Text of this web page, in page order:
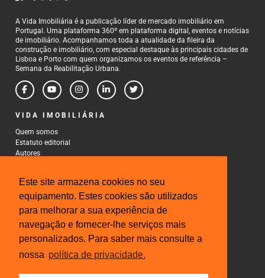
Este site armazena cookies no seu
equipamento. Estes cookies são utilizados
para melhorar a sua experiência de
navegação e fornecer-lhe serviços mais
personalizados. Para saber mais consulte a
nossa política de privacidade.
A Vida Imobiliária é a publicação líder de mercado imobiliário em
Portugal. Uma plataforma 360º em plataforma digital, eventos e notícias
de imobiliário. Acompanhamos toda a atualidade da fileira da
construção e imobiliário, com especial destaque às principais cidades de
Lisboa e Porto com quem organizamos os eventos de referência –
Semana da Reabilitação Urbana.
VIDA IMOBILIÁRIA
Quem somos
Estatuto editorial
Autores
CONTACTOS
Rua Gonçalo Cristovão, 185 - 6º
4000-269 Porto
Tel: 222 085 009
Fax: 222 085 010
Email: gestao@iberinmo.com